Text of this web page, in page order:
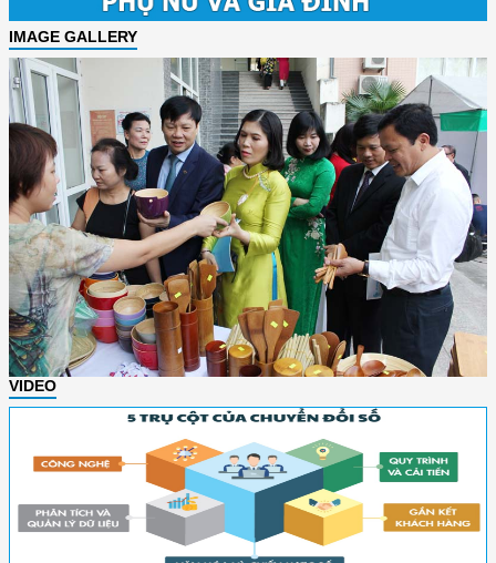
IMAGE GALLERY
VIDEO